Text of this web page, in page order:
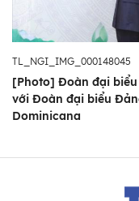
TL_NGI_IMG_000148045
[Photo] Đoàn đại
với Đoàn đại biểu
Dominicana